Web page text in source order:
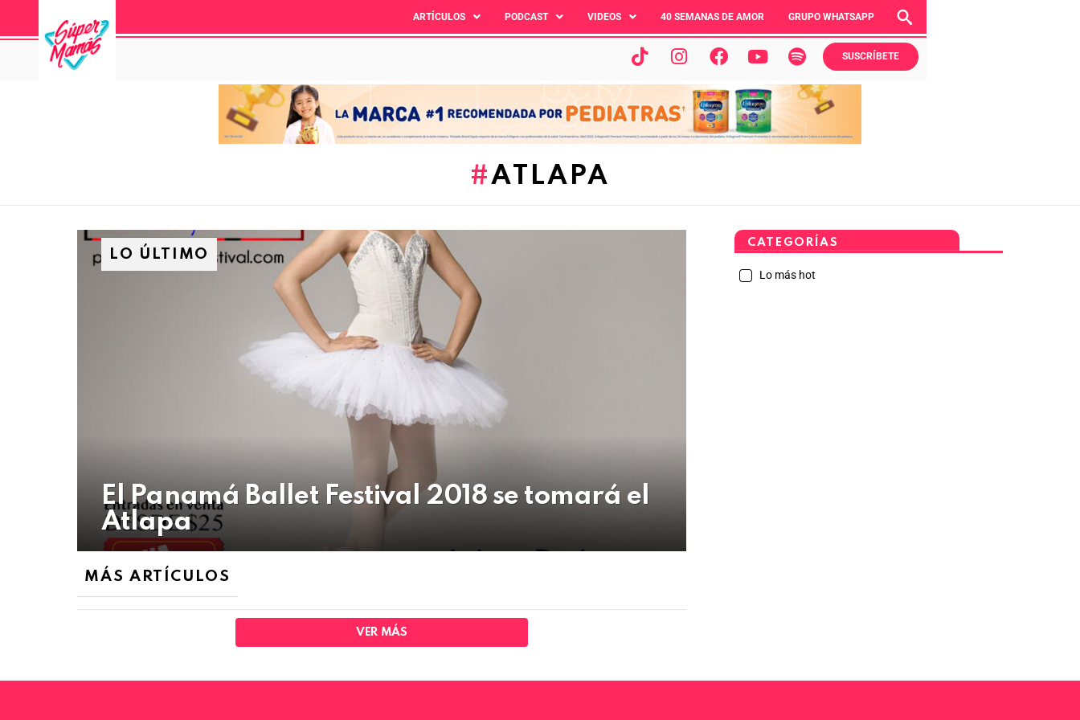
ARTÍCULOS PODCAST VIDEOS 40 SEMANAS DE AMOR GRUPO WHATSAPP
SUSCRÍBETE
ATLAPA
LO ÚLTIMO
El Panamá Ballet Festival 2018 se tomará el
Atlapa
MÁS ARTÍCULOS
VER MÁS
CATEGORÍAS
Lo más hot